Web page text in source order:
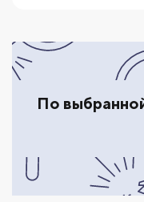
По